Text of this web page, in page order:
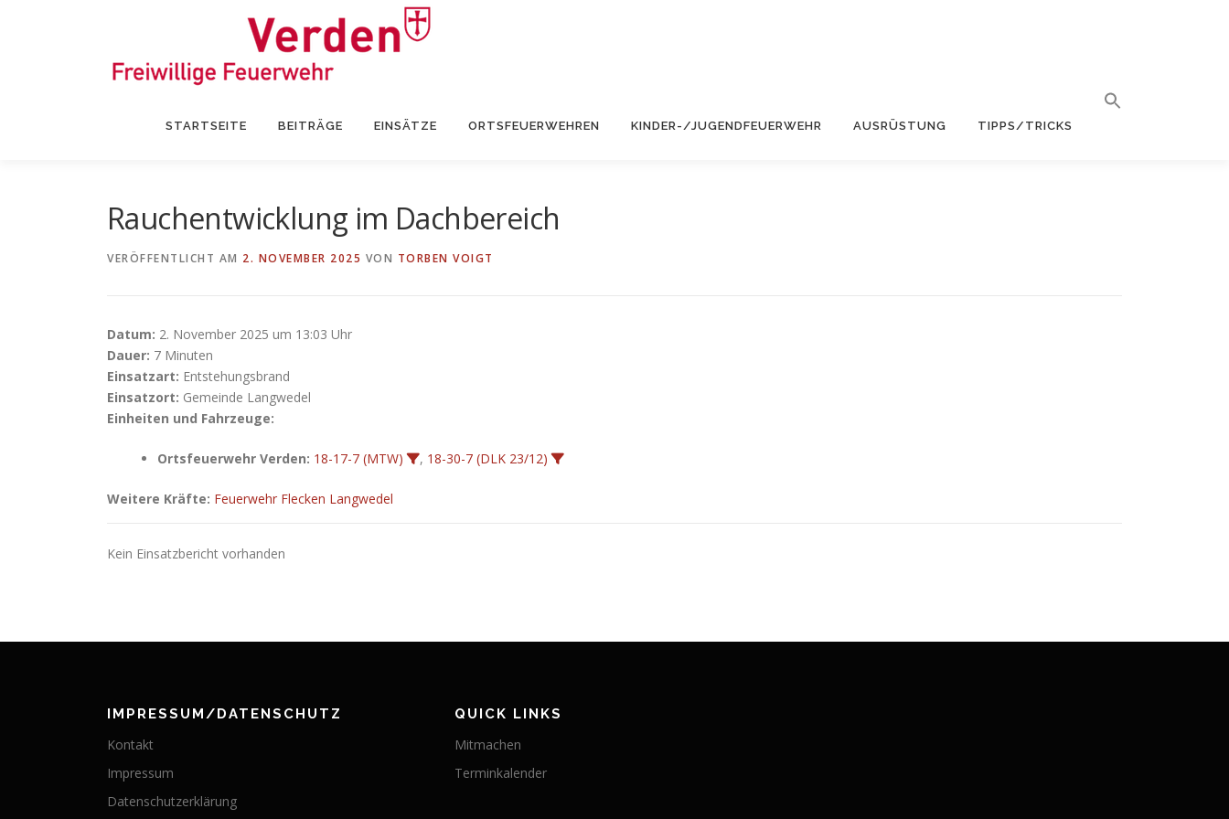
STARTSEITE BEITRÄGE EINSÄTZE ORTSFEUERWEHREN KINDER-/JUGENDFEUERWEHR AUSRÜSTUNG TIPPS/TRICKS
Rauchentwicklung im Dachbereich
VERÖFFENTLICHT AM 2. NOVEMBER 2025 VON TORBEN VOIGT
Datum: 2. November 2025 um 13:03 Uhr
Dauer: 7 Minuten
Einsatzart: Entstehungsbrand
Einsatzort: Gemeinde Langwedel
Einheiten und Fahrzeuge:
Ortsfeuerwehr Verden: 18-17-7 (MTW) , 18-30-7 (DLK 23/12)
Weitere Kräfte: Feuerwehr Flecken Langwedel
Kein Einsatzbericht vorhanden
IMPRESSUM/DATENSCHUTZ
Kontakt
Impressum
Datenschutzerklärung
QUICK LINKS
Mitmachen
Terminkalender